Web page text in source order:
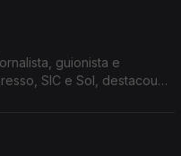
guionista e
SIC e Sol, destacou-